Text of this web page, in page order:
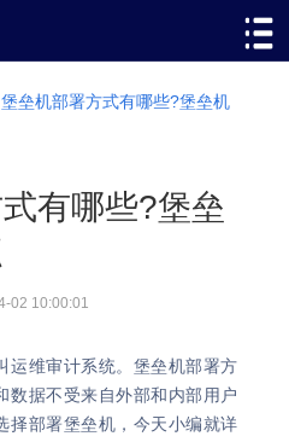
堡垒机部署方式有哪些?堡垒机
有哪些?堡垒
02 10:00:01
维审计系统。堡垒机部署方
数据不受来自外部和内部用户
择部署堡垒机，今天小编就详